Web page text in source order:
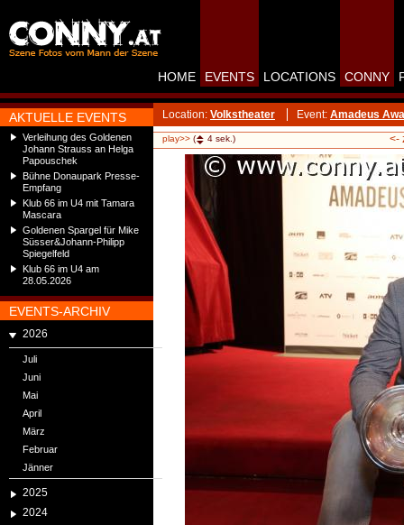
AKTUELLE EVENTS
Verleihung des Goldenen
Johann Strauss an Helga
Papouschek
Bühne Donaupark Presse-
Empfang
Klub 66 im U4 mit Tamara
Mascara
Goldenen Spargel für Mike
Süsser&Johann-Philipp
Spiegelfeld
Klub 66 im U4 am
28.05.2026
EVENTS-ARCHIV
2026
Juli
Juni
Mai
April
März
Februar
Jänner
2025
2024
HOME EVENTS LOCATIONS CONNY
Location: Volkstheater Event: Amadeus
play>> ( 4 sek.) <-